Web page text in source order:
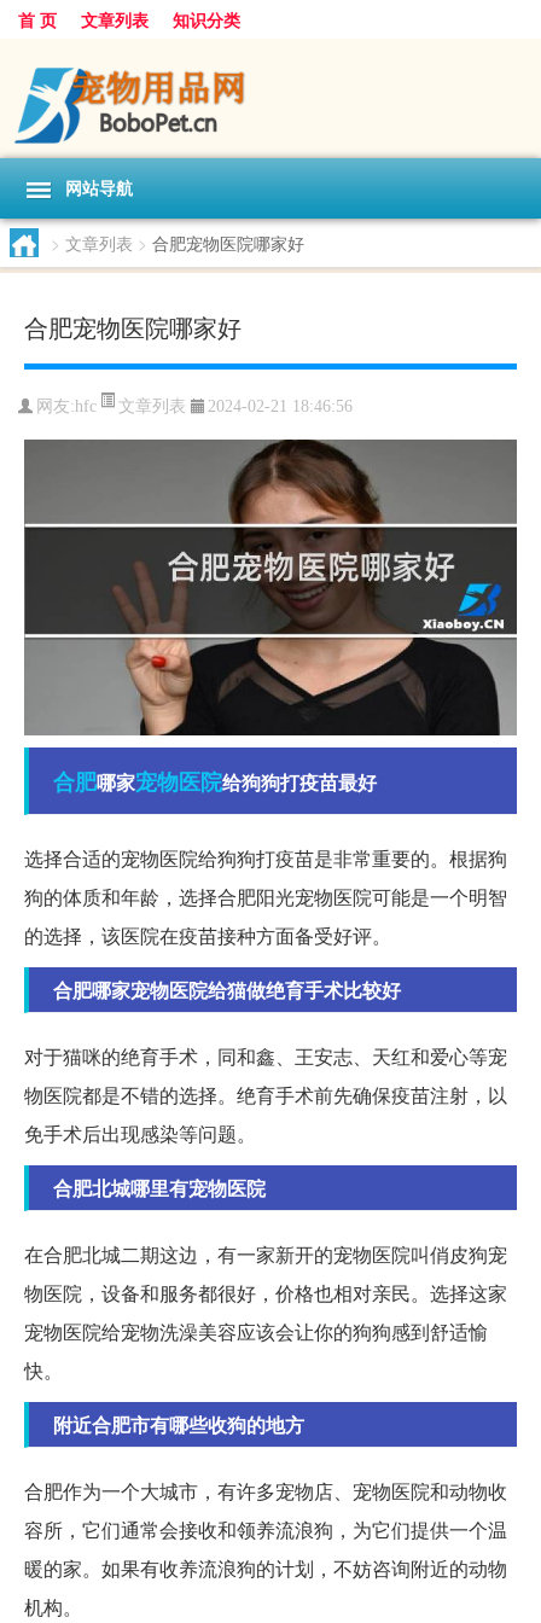
首 页 文章列表 知识分类
网站导航
> 文章列表 > 合肥宠物医院哪家好
合肥宠物医院哪家好
网友:hfc 文章列表 2024-02-21 18:46:56
合肥哪家宠物医院给狗狗打疫苗最好
选择合适的宠物医院给狗狗打疫苗是非常重要的。根据狗
狗的体质和年龄，选择合肥阳光宠物医院可能是一个明智
的选择，该医院在疫苗接种方面备受好评。
合肥哪家宠物医院给猫做绝育手术比较好
对于猫咪的绝育手术，同和鑫、王安志、天红和爱心等宠
物医院都是不错的选择。绝育手术前先确保疫苗注射，以
免手术后出现感染等问题。
合肥北城哪里有宠物医院
在合肥北城二期这边，有一家新开的宠物医院叫俏皮狗宠
物医院，设备和服务都很好，价格也相对亲民。选择这家
宠物医院给宠物洗澡美容应该会让你的狗狗感到舒适愉
快。
附近合肥市有哪些收狗的地方
合肥作为一个大城市，有许多宠物店、宠物医院和动物收
容所，它们通常会接收和领养流浪狗，为它们提供一个温
暖的家。如果有收养流浪狗的计划，不妨咨询附近的动物
机构。